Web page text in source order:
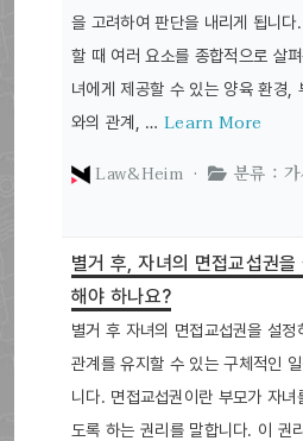
을 고려하여 판단을 내리게 됩니
할 때 여러 요소를 종합적으로 살
녀에게 제공할 수 있는 양육 환경,
와의 관계, …Learn More
Law&Heim ·
분류 :
별거 후, 자녀의 면접교섭권을
해야 하나요?
별거 후 자녀의 면접교섭권을 설정
관계를 유지할 수 있는 구체적인
니다. 면접교섭권이란 부모가 자
도록 하는 권리를 말합니다. 이 권